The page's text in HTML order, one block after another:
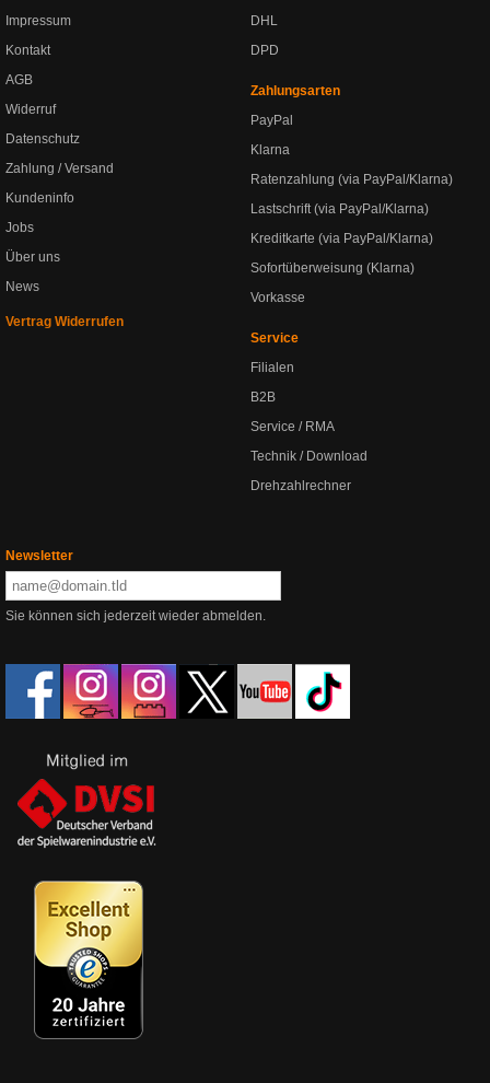
Impressum
Kontakt
AGB
Widerruf
Datenschutz
Zahlung / Versand
Kundeninfo
Jobs
Über uns
News
Vertrag Widerrufen
DHL
DPD
Zahlungsarten
PayPal
Klarna
Ratenzahlung (via PayPal/Klarna)
Lastschrift (via PayPal/Klarna)
Kreditkarte (via PayPal/Klarna)
Sofortüberweisung (Klarna)
Vorkasse
Service
Filialen
B2B
Service / RMA
Technik / Download
Drehzahlrechner
Newsletter
Sie können sich jederzeit wieder abmelden.